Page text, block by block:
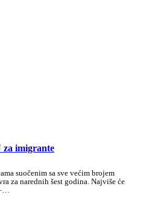
za imigrante
suočenim sa sve većim brojem
za narednih šest godina. Najviše će